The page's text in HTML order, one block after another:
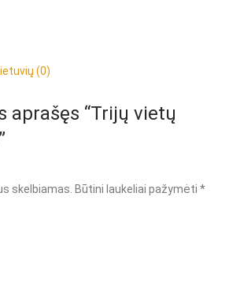
(0)
aprašęs “Trijų vietų
skelbiamas. Būtini laukeliai pažymėti *